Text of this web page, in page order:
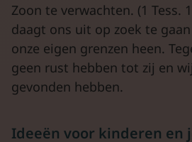
Zoon te verwachten. (1 Tess.
daagt ons uit op zoek te
onze eigen grenzen heen.
geen rust hebben tot zij en
gevonden hebben.
Ideeën voor kinderen en